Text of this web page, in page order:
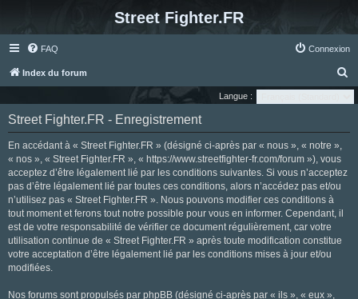
Street Fighter.FR
FAQ Connexion
Index du forum
e
Langue :
Street Fighter.FR - Enregistrement
En accédant à « Street Fighter.FR » (désigné ci-après par « nous », « notre »,
« nos », « Street Fighter.FR », « https://www.streetfighter-fr.com/forum »), vous
acceptez d’être légalement lié par les conditions suivantes. Si vous n’acceptez
pas d’être légalement lié par toutes ces conditions, alors n’accédez pas et/ou
n’utilisez pas « Street Fighter.FR ». Nous pouvons modifier ces conditions à
tout moment et ferons tout notre possible pour vous en informer. Cependant, il
est de votre responsabilité de vérifier ce document régulièrement, car votre
utilisation continue de « Street Fighter.FR » après toute modification constitue
votre acceptation d’être légalement lié par les conditions mises à jour et/ou
modifiées.
Nos forums sont propulsés par phpBB (désigné ci-après par « ils », « eux »,